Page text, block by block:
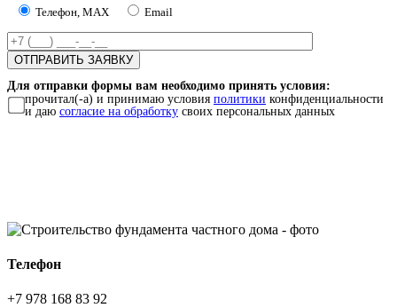
Телефон, MAX Email
Для отправки формы вам необходимо принять условия:
прочитал(-а) и принимаю условия политики конфиденциальности
и даю согласие на обработку своих персональных данных
Телефон
+7 978 168 83 92